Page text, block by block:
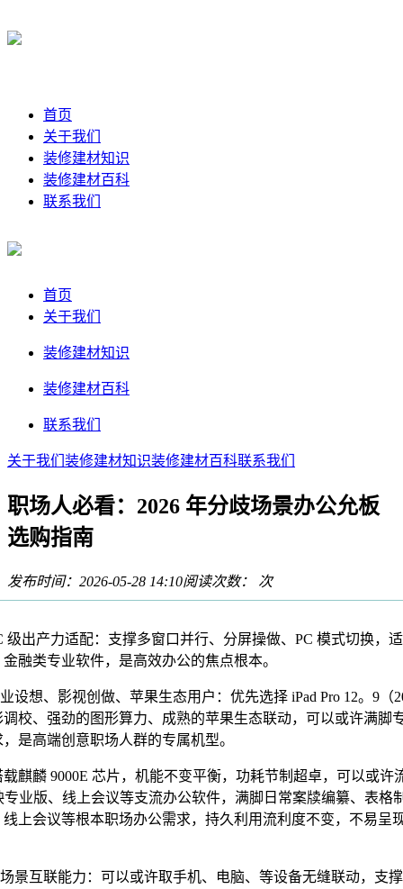
首页
关于我们
装修建材知识
装修建材百科
联系我们
首页
关于我们
装修建材知识
装修建材百科
联系我们
关于我们 装修建材知识装修建材百科联系我们
职场人必看：2026 年分歧场景办公允板
选购指南
发布时间：2026-05-28 14:10阅读次数： 次
产力适配：支撑多窗口并行、分屏操做、PC 模式切换，
融类专业软件，是高效办公的焦点根本。
、影视创做、苹果生态用户：优先选择 iPad Pro 12。9（
校、强劲的图形算力、成熟的苹果生态联动，可以或许满脚
是高端创意职场人群的专属机型。
麟 9000E 芯片，机能不变平衡，功耗节制超卓，可以或许
专业版、线上会议等支流办公软件，满脚日常案牍编纂、表格
上会议等根本职场办公需求，持久利用流利度不变，不易呈
互联能力：可以或许取手机、电脑、等设备无缝联动，支